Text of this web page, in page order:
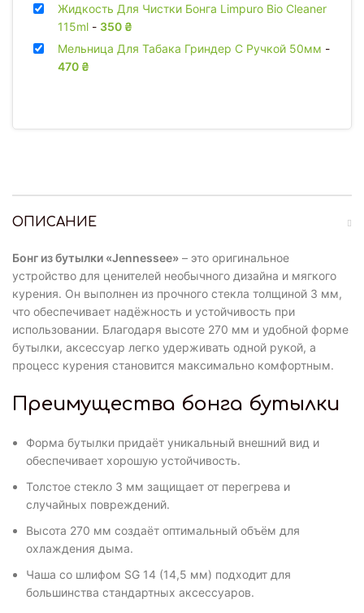
ОПИСАНИЕ
Бонг из бутылки «Jennessee» – это оригинальное
устройство для ценителей необычного дизайна и мягкого
курения. Он выполнен из прочного стекла толщиной 3 мм,
что обеспечивает надёжность и устойчивость при
использовании. Благодаря высоте 270 мм и удобной форме
бутылки, аксессуар легко удерживать одной рукой, а
процесс курения становится максимально комфортным.
Преимущества бонга бутылки
Форма бутылки придаёт уникальный внешний вид и
обеспечивает хорошую устойчивость.
Толстое стекло 3 мм защищает от перегрева и
случайных повреждений.
Высота 270 мм создаёт оптимальный объём для
охлаждения дыма.
Чаша со шлифом SG 14 (14,5 мм) подходит для
большинства стандартных аксессуаров.
Жидкость Для Чистки Бонга Limpuro Bio Cleaner
115ml - 350 ₴
Мельница Для Табака Гриндер С Ручкой 50мм -
470 ₴